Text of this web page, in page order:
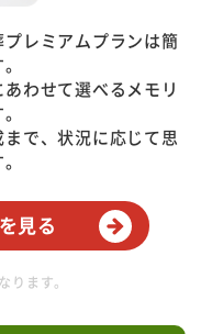
レミアムプランは簡
わせて選べるメモリ
で、状況に応じて思
見る
ます。